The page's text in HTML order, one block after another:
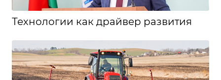
Технологии как драйвер развития